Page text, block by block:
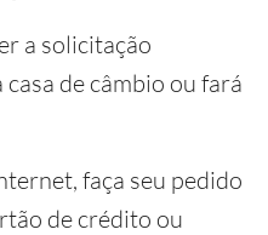
a solicitação
de câmbio ou fará
faça seu pedido
de crédito ou